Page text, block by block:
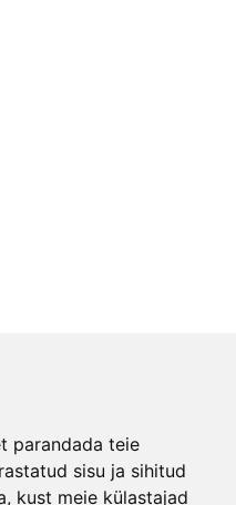
parandada teie
sisu ja sihitud
kust meie külastajad